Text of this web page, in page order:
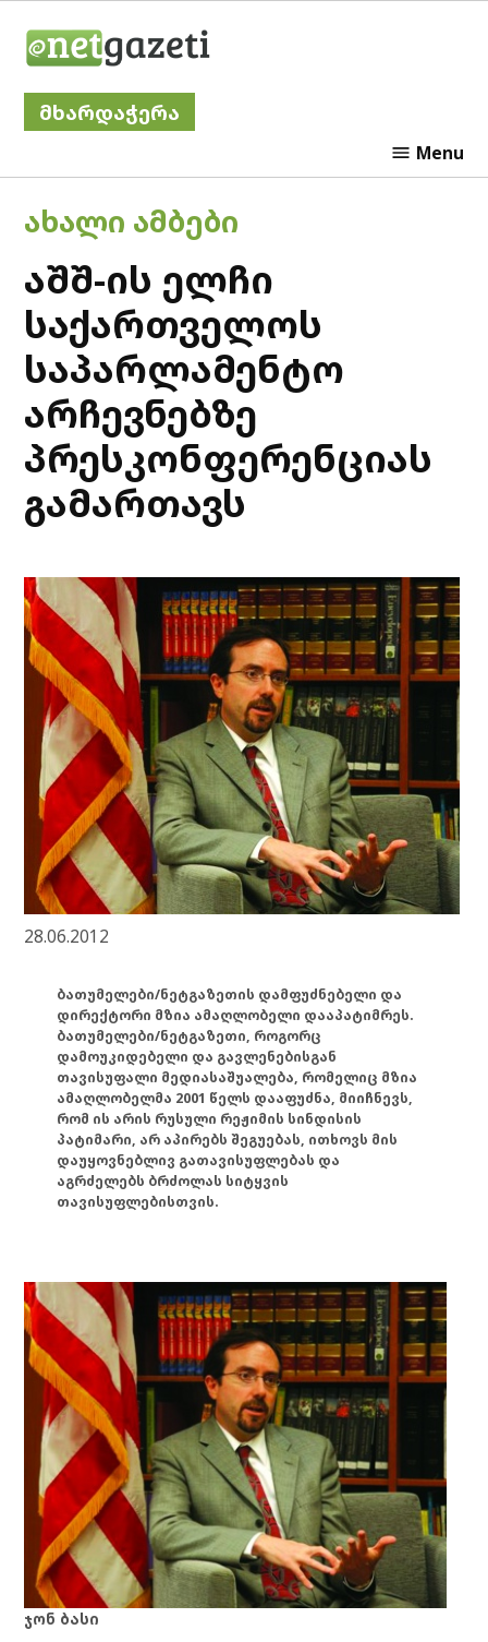
მხარდაჭერა
Menu
POSTED
IN
ᲐᲮᲐᲚᲘ ᲐᲛᲑᲔᲑᲘ
აშშ-ის ელჩი
საქართველოს
საპარლამენტო
არჩევნებზე
პრესკონფერენციას
გამართავს
28.06.2012
ბათუმელები/ნეტგაზეთის დამფუძნებელი და
დირექტორი მზია ამაღლობელი დააპატიმრეს.
ბათუმელები/ნეტგაზეთი, როგორც
დამოუკიდებელი და გავლენებისგან
თავისუფალი მედიასაშუალება, რომელიც მზია
ამაღლობელმა 2001 წელს დააფუძნა, მიიჩნევს,
რომ ის არის რუსული რეჟიმის სინდისის
პატიმარი, არ აპირებს შეგუებას, ითხოვს მის
დაუყოვნებლივ გათავისუფლებას და
აგრძელებს ბრძოლას სიტყვის
თავისუფლებისთვის.
ჯონ ბასი